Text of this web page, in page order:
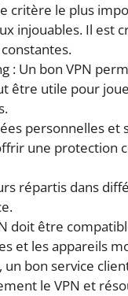
critère le plus
injouables. Il est
: Un bon VPN
être utile pour
personnelles et
une protection
répartis dans
doit être
et les appareils
un bon service
le VPN et